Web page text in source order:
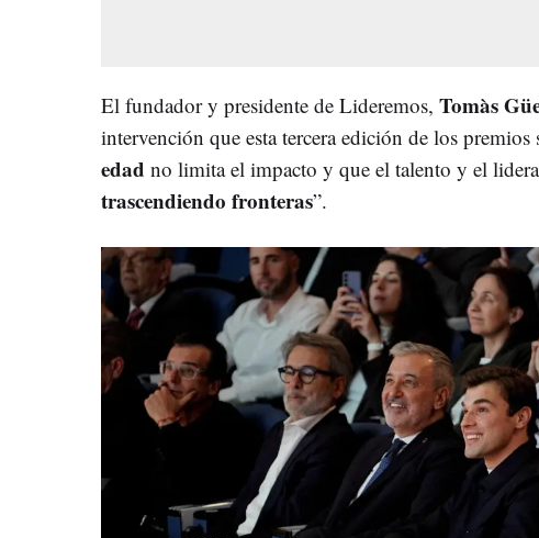
El fundador y presidente de Lideremos, Tomàs
intervención que esta tercera edición de los
edad no limita el impacto y que el talento y el
trascendiendo fronteras”.